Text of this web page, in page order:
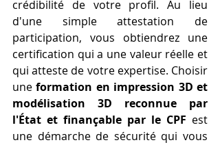
crédibilité de votre profil. Au lieu
d'une simple attestation de
participation, vous obtiendrez une
certification qui a une valeur réelle et
qui atteste de votre expertise. Choisir
une formation en impression 3D et
modélisation 3D reconnue par
l'État et finançable par le CPF est
une démarche de sécurité qui vous